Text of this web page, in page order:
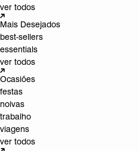
ver todos
Mais Desejados
best-sellers
essentials
ver todos
Ocasiões
festas
noivas
trabalho
viagens
ver todos